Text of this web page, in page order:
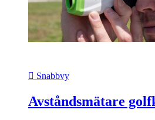
 Snabbvy
Avståndsmätare